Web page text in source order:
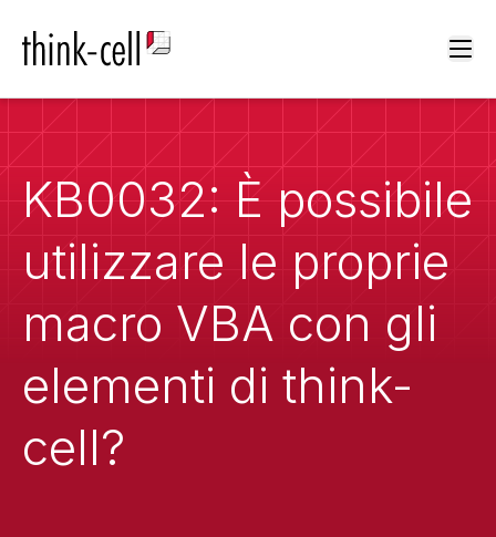
KB0032: È possibile
utilizzare le proprie
macro VBA con gli
elementi di think-
cell?